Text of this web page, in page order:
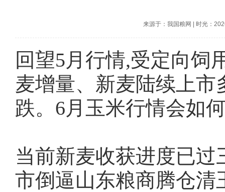
来源于：我国粮网 时光：
回望5月行情,受定向饲
麦增量、新麦陆续上
跌。6月玉米行情会如
当前新麦收获进度已
市倒逼山东粮商腾仓清